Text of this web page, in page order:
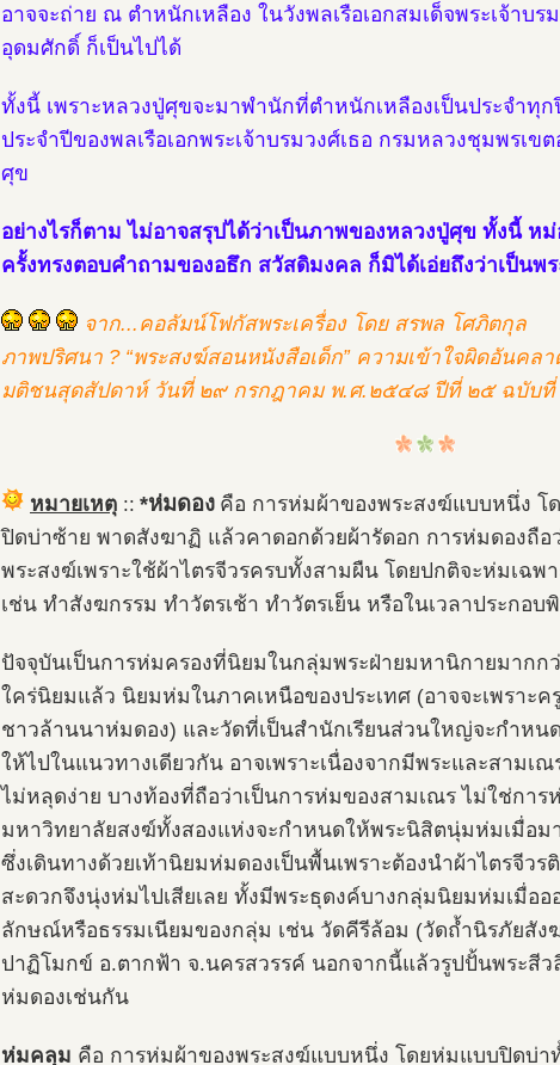
อาจจะถ่าย ณ ตำหนักเหลือง ในวังพลเรือเอกสมเด็จพระเจ้าบ
อุดมศักดิ์ ก็เป็นไปได้
ทั้งนี้ เพราะหลวงปู่ศุขจะมาพำนักที่ตำหนักเหลืองเป็นประจำทุ
ประจำปีของพลเรือเอกพระเจ้าบรมวงศ์เธอ กรมหลวงชุมพรเ
ศุข
อย่างไรก็ตาม ไม่อาจสรุปได้ว่าเป็นภาพของหลวงปู่ศุข ทั้งนี้ ห
ครั้งทรงตอบคำถามของอธึก สวัสดิมงคล ก็มิได้เอ่ยถึงว่าเป็นพ
จาก...คอลัมน์โฟกัสพระเครื่อง โดย สรพล โศภิตกุล
ภาพปริศนา ? “พระสงฆ์สอนหนังสือเด็ก” ความเข้าใจผิดอันคล
มติชนสุดสัปดาห์ วันที่ ๒๙ กรกฎาคม พ.ศ.๒๕๔๘ ปีที่ ๒๕ ฉบับที่
หมายเหตุ :: *ห่มดอง คือ การห่มผ้าของพระสงฆ์แบบหนึ่ง โ
ปิดบ่าซ้าย พาดสังฆาฏิ แล้วคาดอกด้วยผ้ารัดอก การห่มดองถือ
พระสงฆ์เพราะใช้ผ้าไตรจีวรครบทั้งสามผืน โดยปกติจะห่มเฉ
เช่น ทำสังฆกรรม ทำวัตรเช้า ทำวัตรเย็น หรือในเวลาประกอ
ปัจจุบันเป็นการห่มครองที่นิยมในกลุ่มพระฝ่ายมหานิกายมากก
ใคร่นิยมแล้ว นิยมห่มในภาคเหนือของประเทศ (อาจจะเพราะ
ชาวล้านนาห่มดอง) และวัดที่เป็นสำนักเรียนส่วนใหญ่จะกำหน
ให้ไปในแนวทางเดียวกัน อาจเพราะเนื่องจากมีพระและสามเ
ไม่หลุดง่าย บางท้องที่ถือว่าเป็นการห่มของสามเณร ไม่ใช่กา
มหาวิทยาลัยสงฆ์ทั้งสองแห่งจะกำหนดให้พระนิสิตนุ่มห่มเมื่อม
ซึ่งเดินทางด้วยเท้านิยมห่มดองเป็นพื้นเพราะต้องนำผ้าไตรจีวร
สะดวกจึงนุ่งห่มไปเสียเลย ทั้งมีพระธุดงค์บางกลุ่มนิยมห่มเมื่อ
ลักษณ์หรือธรรมเนียมของกลุ่ม เช่น วัดคีรีล้อม (วัดถ้ำนิรภัยสัง
ปาฏิโมกข์ อ.ตากฟ้า จ.นครสวรรค์ นอกจากนี้แล้วรูปปั้นพระสี
ห่มดองเช่นกัน
ห่มคลุม คือ การห่มผ้าของพระสงฆ์แบบหนึ่ง โดยห่มแบบปิดบ่า